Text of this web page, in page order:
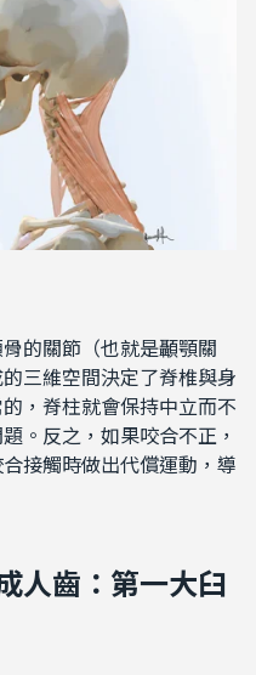
的關節（也就是顳顎關
三維空間決定了脊椎與身
，脊柱就會保持中立而不
。反之，如果咬合不正，
接觸時做出代償運動，導
人齒：第一大臼